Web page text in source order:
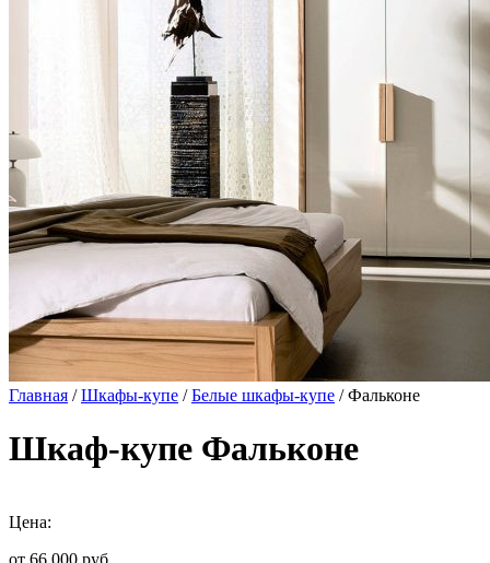
Главная /Шкафы-купе /Белые шкафы-купе / Фальконе
Шкаф-купе Фальконе
Цена:
от 66 000 руб.